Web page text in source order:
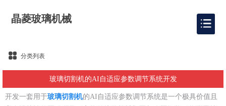
晶菱玻璃机械
分类列表
玻璃切割机的AI自适应参数调节系统开发
开发一套用于玻璃切割机的AI自适应参数调节系统是一个极具价值且